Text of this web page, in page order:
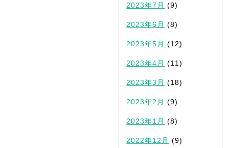
2023年7月 (9)
2023年6月 (8)
2023年5月 (12)
2023年4月 (11)
2023年3月 (18)
2023年2月 (9)
2023年1月 (8)
2022年12月 (9)